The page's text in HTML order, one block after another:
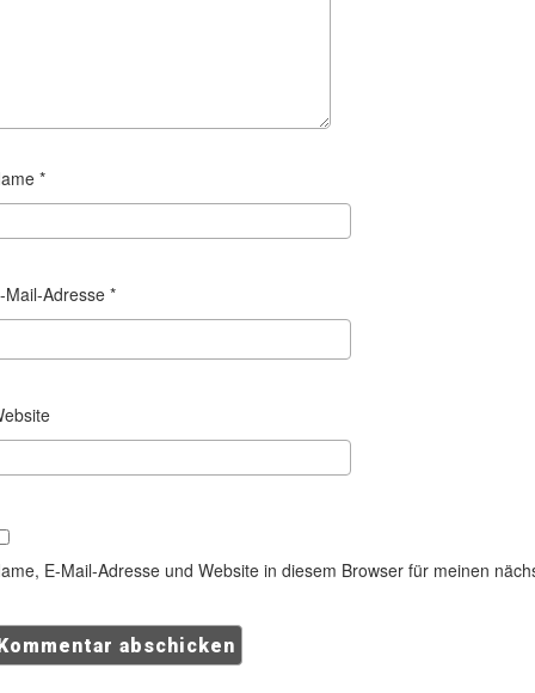
*
Mail-Adresse*
E-Mail-Adresse und Website in diesem Browser für meinen